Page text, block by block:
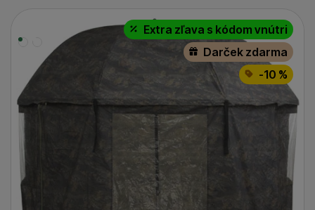
Extra zľava s kódom vnútri
Darček zdarma
-10 %